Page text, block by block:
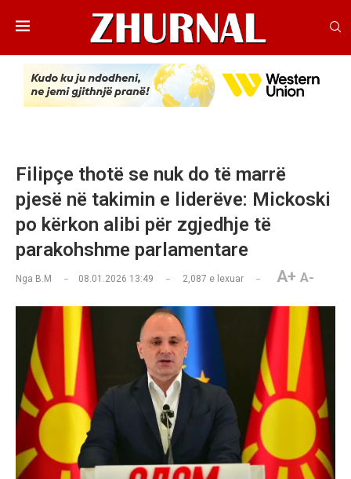
Filipçe thotë se nuk do të marrë
pjesë në takimin e liderëve: Mickoski
po kërkon alibi për zgjedhje të
parakohshme parlamentare
Nga B.M 08.01.2026 13:49 2,087 e lexuar A+ A-